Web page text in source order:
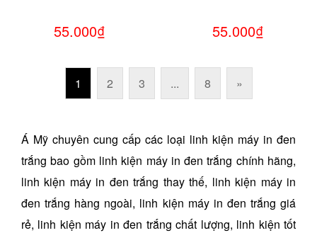
55.000₫ 55.000₫
1 2 3 ... 8 »
Á Mỹ chuyên cung cấp các loại linh kiện máy in đen
trắng bao gồm linh kiện máy in đen trắng chính hãng,
linh kiện máy in đen trắng thay thế, linh kiện máy in
đen trắng hàng ngoài, linh kiện máy in đen trắng giá
rẻ, linh kiện máy in đen trắng chất lượng, linh kiện tốt